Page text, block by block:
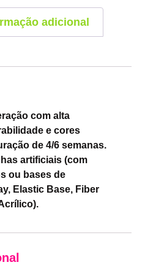
adicional
com alta
e cores
de 4/6 semanas.
artificiais (com
ou bases de
Elastic Base, Fiber